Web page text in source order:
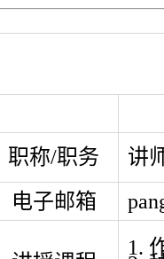
职称/职务
讲
电子邮箱
1.